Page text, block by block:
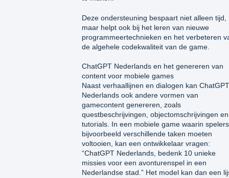
Deze ondersteuning bespaart niet alleen tijd,
maar helpt ook bij het leren van nieuwe
programmeertechnieken en het verbeteren
de algehele codekwaliteit van de game.
ChatGPT Nederlands en het genereren van
content voor mobiele games
Naast verhaallijnen en dialogen kan ChatGPT
Nederlands ook andere vormen van
gamecontent genereren, zoals
questbeschrijvingen, objectomschrijvingen en
tutorials. In een mobiele game waarin spelers
bijvoorbeeld verschillende taken moeten
voltooien, kan een ontwikkelaar vragen:
“ChatGPT Nederlands, bedenk 10 unieke
missies voor een avonturenspel in een
Nederlandse stad.” Het model kan dan een